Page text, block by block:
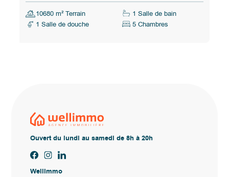
10680 m² Terrain
1 Salle de bain
1 Salle de douche
5 Chambres
Ouvert du lundi au samedi de 8h à 20h
Wellimmo